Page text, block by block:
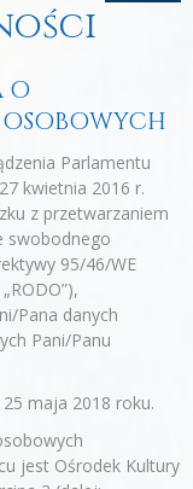
O
Parlamentu
kwietnia 2016 r.
z przetwarzaniem
95/46/WE
Pana danych
Pani/Panu
maja 2018 roku.
jest Ośrodek Kultury